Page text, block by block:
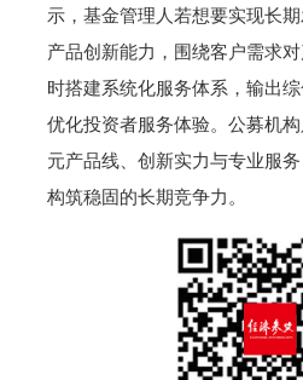
示，基金管理人若想要实现长
产品创新能力，围绕客户需求
时搭建系统化服务体系，输出
优化投资者服务体验。公募机
元产品线、创新实力与专业服
构筑稳固的长期竞争力。